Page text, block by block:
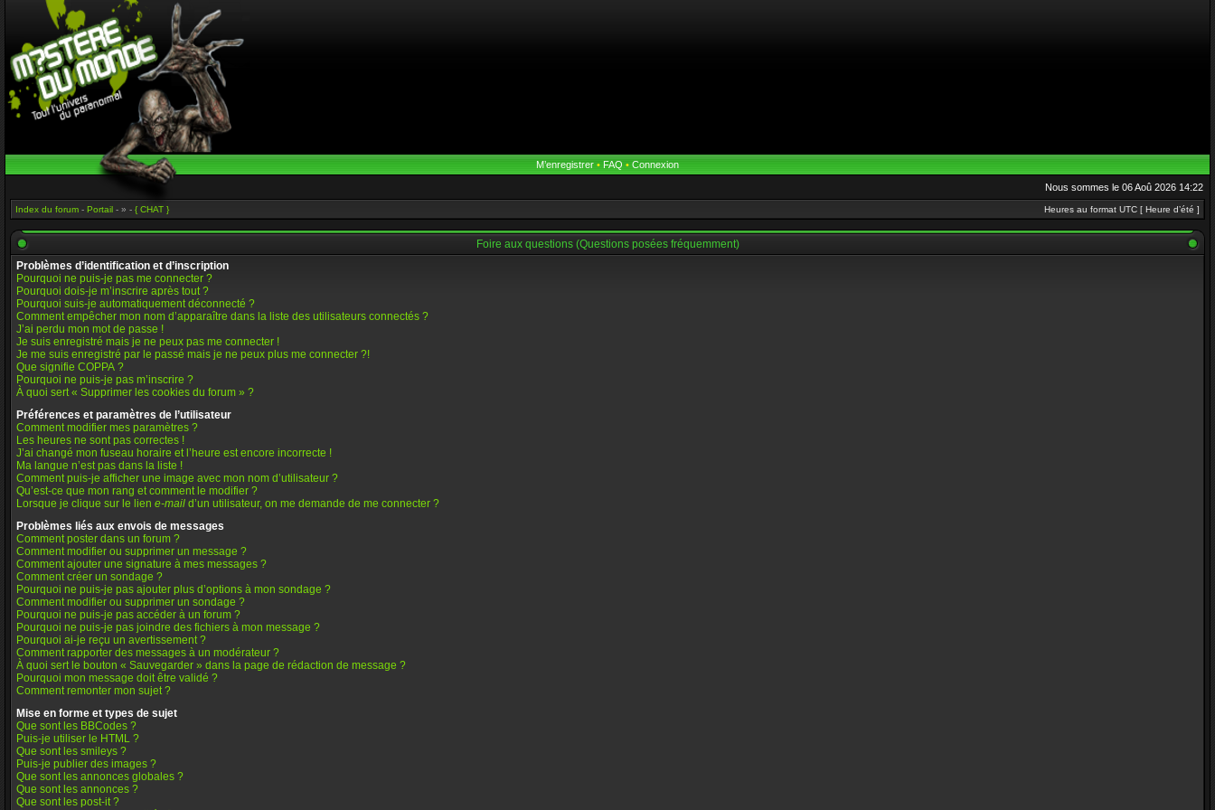
M’enregistrer • FAQ • Connexion
Nous sommes le 06 Aoû 2026 14:22
Index du forum - Portail - » - { CHAT } Heures au format UTC [ Heure d’été ]
Foire aux questions (Questions posées fréquemment)
Problèmes d’identification et d’inscription
Pourquoi ne puis-je pas me connecter ?
Pourquoi dois-je m’inscrire après tout ?
Pourquoi suis-je automatiquement déconnecté ?
Comment empêcher mon nom d’apparaître dans la liste des utilisateurs connectés ?
J’ai perdu mon mot de passe !
Je suis enregistré mais je ne peux pas me connecter !
Je me suis enregistré par le passé mais je ne peux plus me connecter ?!
Que signifie COPPA ?
Pourquoi ne puis-je pas m’inscrire ?
À quoi sert « Supprimer les cookies du forum » ?
Préférences et paramètres de l’utilisateur
Comment modifier mes paramètres ?
Les heures ne sont pas correctes !
J’ai changé mon fuseau horaire et l’heure est encore incorrecte !
Ma langue n’est pas dans la liste !
Comment puis-je afficher une image avec mon nom d’utilisateur ?
Qu’est-ce que mon rang et comment le modifier ?
Lorsque je clique sur le lien e-mail d’un utilisateur, on me demande de me connecter ?
Problèmes liés aux envois de messages
Comment poster dans un forum ?
Comment modifier ou supprimer un message ?
Comment ajouter une signature à mes messages ?
Comment créer un sondage ?
Pourquoi ne puis-je pas ajouter plus d’options à mon sondage ?
Comment modifier ou supprimer un sondage ?
Pourquoi ne puis-je pas accéder à un forum ?
Pourquoi ne puis-je pas joindre des fichiers à mon message ?
Pourquoi ai-je reçu un avertissement ?
Comment rapporter des messages à un modérateur ?
À quoi sert le bouton « Sauvegarder » dans la page de rédaction de message ?
Pourquoi mon message doit être validé ?
Comment remonter mon sujet ?
Mise en forme et types de sujet
Que sont les BBCodes ?
Puis-je utiliser le HTML ?
Que sont les smileys ?
Puis-je publier des images ?
Que sont les annonces globales ?
Que sont les annonces ?
Que sont les post-it ?